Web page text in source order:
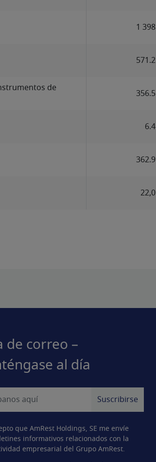
1 398
571.2
de
356.5
6.4
362.9
22,0
de correo –
al día
que AmRest Holdings, SE me envíe
informativos relacionados con la
empresarial del Grupo AmRest.